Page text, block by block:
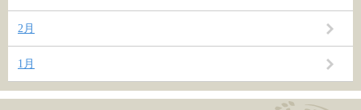
2月
1月